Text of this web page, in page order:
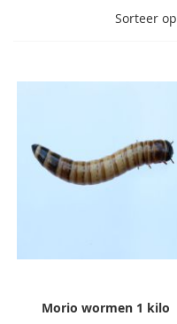
Sorteer op
Morio wormen 1 kilo